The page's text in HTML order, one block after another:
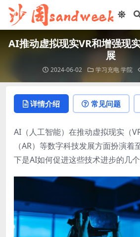
AI推动虚拟现实VR和增强现
展
2024-06-02 学习充电学院
详情介绍 常见问题
AI（人工智能）在推动虚拟现实（
（AR）等数字科技发展方面扮演着
下是AI如何促进这些技术进步的几个